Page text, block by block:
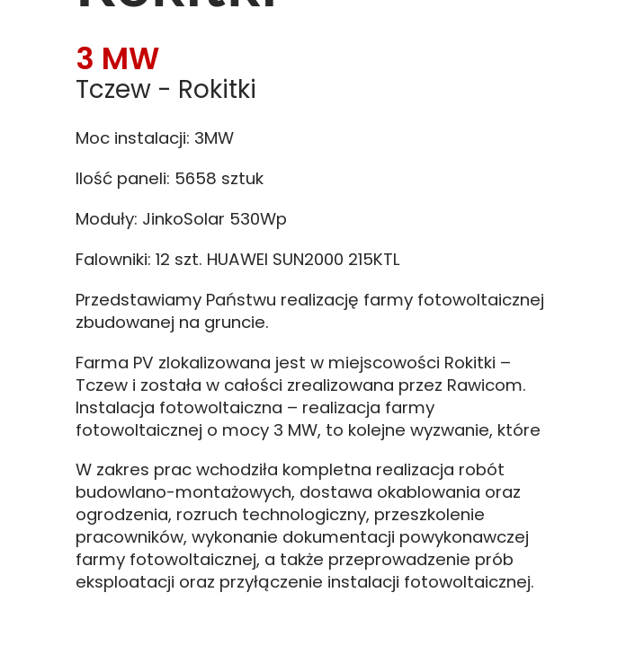
3 MW
Tczew - Rokitki
Moc instalacji: 3MW
Ilość paneli: 5658 sztuk
Moduły: JinkoSolar 530Wp
Falowniki: 12 szt. HUAWEI SUN2000 215KTL
Przedstawiamy Państwu realizację farmy fotowoltaicznej
zbudowanej na gruncie.
Farma PV zlokalizowana jest w miejscowości Rokitki –
Tczew i została w całości zrealizowana przez Rawicom.
Instalacja fotowoltaiczna – realizacja farmy
fotowoltaicznej o mocy 3 MW, to kolejne wyzwanie, które
W zakres prac wchodziła kompletna realizacja robót
budowlano-montażowych, dostawa okablowania oraz
ogrodzenia, rozruch technologiczny, przeszkolenie
pracowników, wykonanie dokumentacji powykonawczej
farmy fotowoltaicznej, a także przeprowadzenie prób
eksploatacji oraz przyłączenie instalacji fotowoltaicznej.